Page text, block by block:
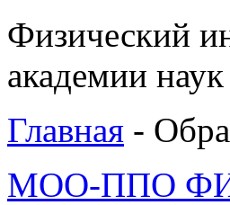
Физический
академии наук
Главная -
МОО-ППО